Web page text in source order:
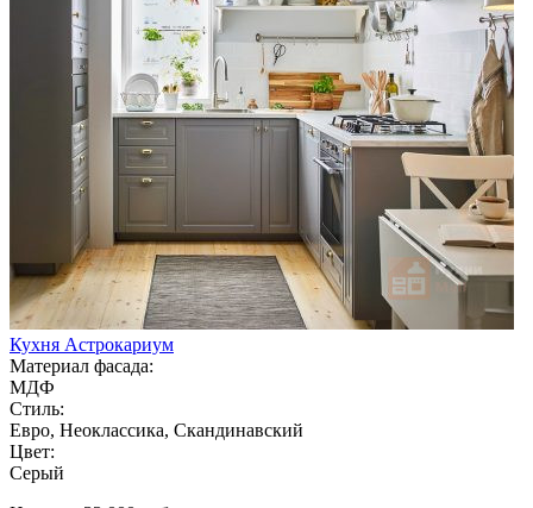
Кухня Астрокариум
Материал фасада:
МДФ
Стиль:
Евро, Неоклассика, Скандинавский
Цвет:
Серый